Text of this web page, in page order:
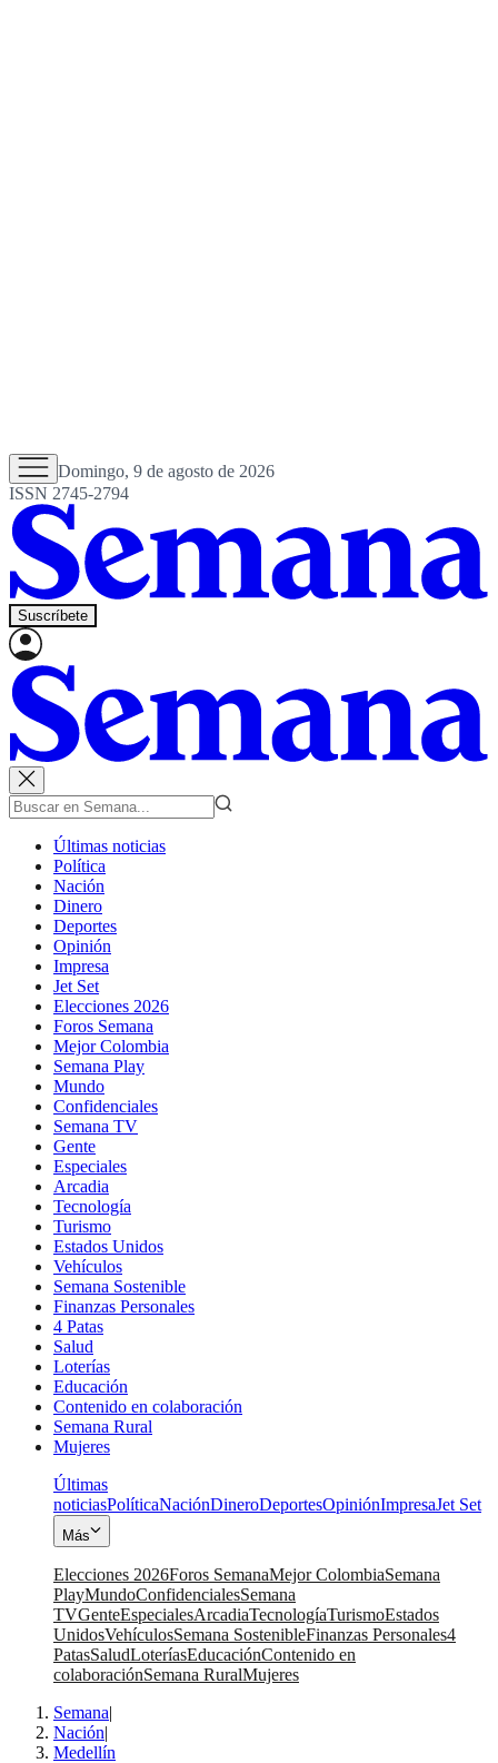
Domingo, 9 de agosto de 2026
ISSN 2745-2794
Suscríbete
Últimas noticias
Política
Nación
Dinero
Deportes
Opinión
Impresa
Jet Set
Elecciones 2026
Foros Semana
Mejor Colombia
Semana Play
Mundo
Confidenciales
Semana TV
Gente
Especiales
Arcadia
Tecnología
Turismo
Estados Unidos
Vehículos
Semana Sostenible
Finanzas Personales
4 Patas
Salud
Loterías
Educación
Contenido en colaboración
Semana Rural
Mujeres
Últimas
noticiasPolíticaNaciónDineroDeportesOpiniónImpresaJet Set
Más
Elecciones 2026Foros SemanaMejor ColombiaSemana
PlayMundoConfidencialesSemana
TVGenteEspecialesArcadiaTecnologíaTurismoEstados
UnidosVehículosSemana SostenibleFinanzas Personales4
PatasSaludLoteríasEducaciónContenido en
colaboraciónSemana RuralMujeres
Semana|
Nación|
Medellín